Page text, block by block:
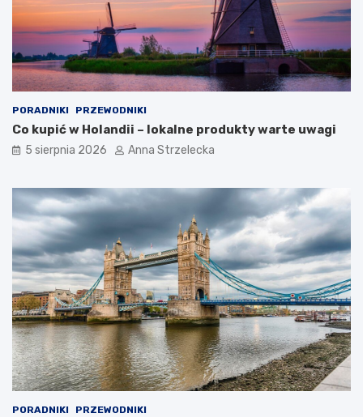
e
s
y
n
a
j
i
PORADNIKI PRZEWODNIKI
Co kupić w Holandii – lokalne produkty warte uwagi
5 sierpnia 2026 Anna Strzelecka
PORADNIKI PRZEWODNIKI